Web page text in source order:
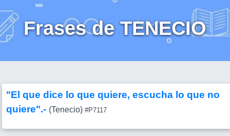
Frases de TENECIO
"El que dice lo que quiere, escucha lo que no
quiere".- (Tenecio) #P7117